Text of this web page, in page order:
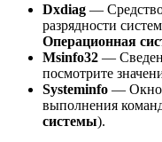
Dxdiag —
разрядности
Операционная
Msinfo32 —
посмотрите
Systeminfo — Окно
выполнения
системы).